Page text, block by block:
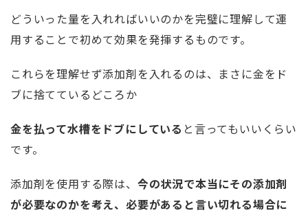
どういった量を入れればいいのかを完璧に理解して運
用することで初めて効果を発揮するものです。
これらを理解せず添加剤を入れるのは、まさに金をド
ブに捨てているどころか
金を払って水槽をドブにしている と言ってもいいくらい
です。
添加剤を使用する際は、 今の状況で本当にその添加剤
が必要なのかを考え、必要があると言い切れる場合に